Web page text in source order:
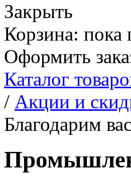
Закрыть
Корзина: пока
Оформить
Каталог
/ Акции и
Благодарим